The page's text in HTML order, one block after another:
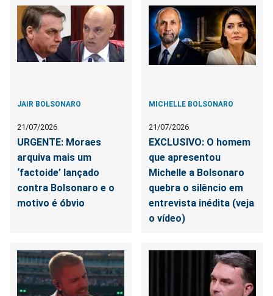
JAIR BOLSONARO
21/07/2026
URGENTE: Moraes
arquiva mais um
‘factoide’ lançado
contra Bolsonaro e o
motivo é óbvio
MICHELLE BOLSONARO
21/07/2026
EXCLUSIVO: O homem
que apresentou
Michelle a Bolsonaro
quebra o silêncio em
entrevista inédita (veja
o vídeo)